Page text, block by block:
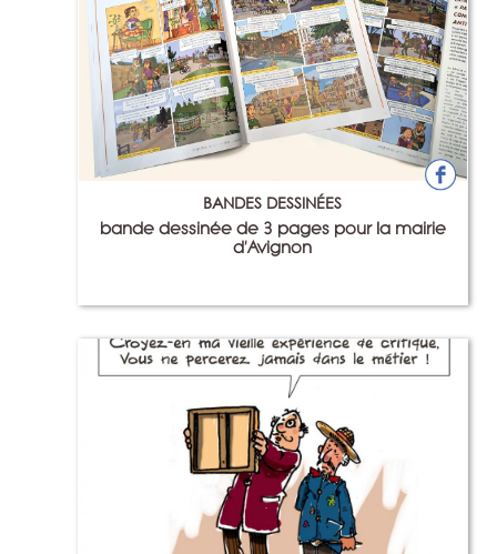
BANDES DESSINÉES
bande dessinée de 3 pages pour la mairie
d'Avignon